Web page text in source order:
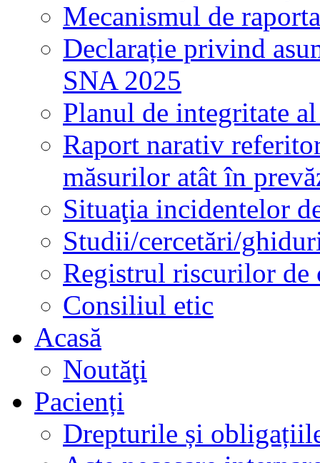
Mecanismul de
Declarație privind
SNA 2025
Planul de integritate
Raport narativ
măsurilor atât în
Situaţia incidentelor
Studii/cercetări/
Registrul riscurilor de
Consiliul etic
Acasă
Noutăţi
Pacienți
Drepturile și